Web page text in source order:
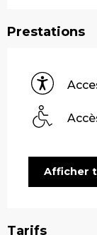
Prestations
Afficher
Tarifs